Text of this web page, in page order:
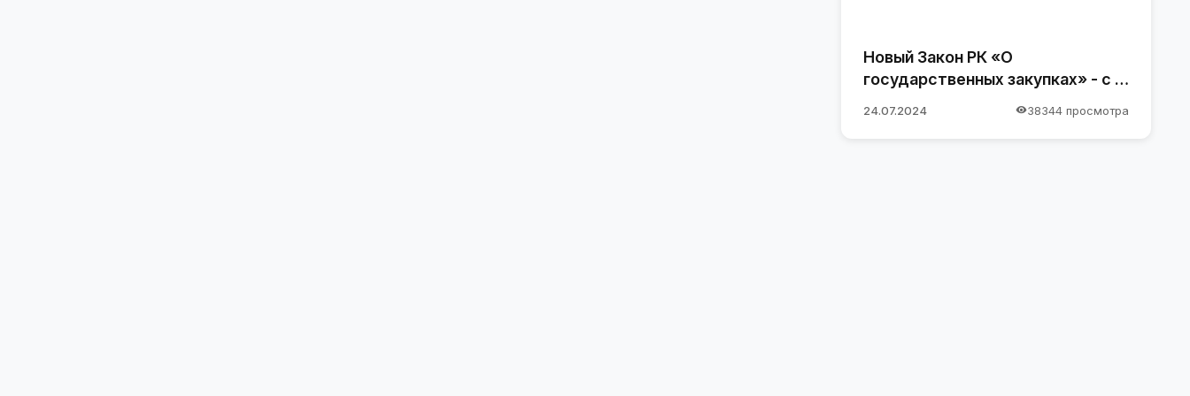
Новый Закон РК «О
государственных закупках» - с 1
24.07.2024 38344 просмотра